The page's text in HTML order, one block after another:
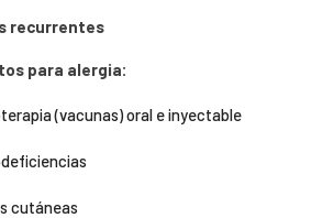
recurrentes
para alergia:
(vacunas) oral e inyectable
cutáneas